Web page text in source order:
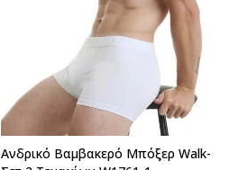
Ανδρικό Βαμβακερό Μπόξερ Walk-